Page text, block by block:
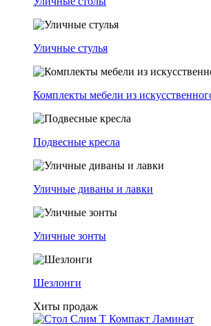
Уличные стулья
Комплекты мебели из
Подвесные кресла
Уличные диваны и лавки
Уличные зонты
Шезлонги
Хиты продаж